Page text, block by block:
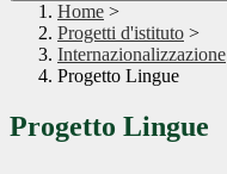
Home >
Progetti d'istituto >
Internazionalizzazione
Progetto Lingue
Progetto Lingue